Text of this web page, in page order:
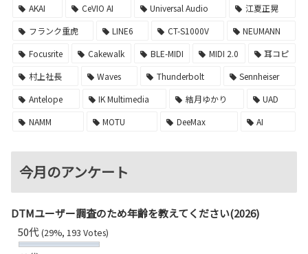
AKAI
CeVIO AI Universal Audio
江夏正晃
フランク重虎
LINE6 CT-S1000V
NEUMANN
Focusrite
Cakewalk BLE-MIDI MIDI 2.0
耳コピ
村上社長
Waves Thunderbolt
Sennheiser
Antelope
IK Multimedia 結月ゆかり
UAD
NAMM
MOTU DeeMax AI
今月のアンケート
DTMユーザー調査のため年齢を教えてください(2026)
50代(29%, 193 Votes)